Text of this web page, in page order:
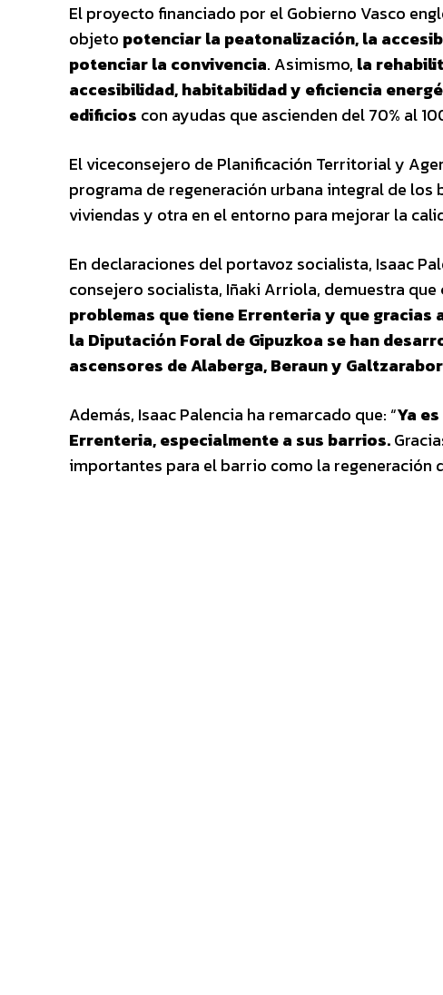
El proyecto financiado por el Gobierno Vasco
objeto potenciar la peatonalización, la
potenciar la convivencia. Asimismo, la
accesibilidad, habitabilidad y eficiencia
edificios con ayudas que ascienden del 70% al
El viceconsejero de Planificación Territorial y
programa de regeneración urbana integral de
viviendas y otra en el entorno para mejorar la
En declaraciones del portavoz socialista, Isaac
consejero socialista, Iñaki Arriola, demuestra que
problemas que tiene Errenteria y que gracias
la Diputación Foral de Gipuzkoa se han
ascensores de Alaberga, Beraun y
Además, Isaac Palencia ha remarcado que: “Ya
Errenteria, especialmente a sus barrios.
importantes para el barrio como la regeneración